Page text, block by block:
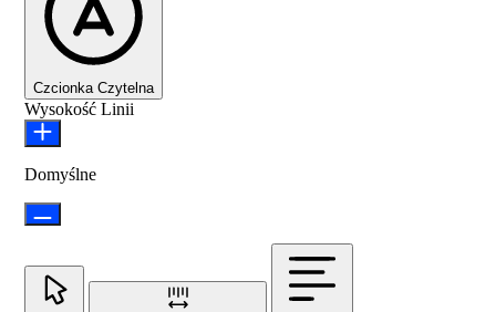
Czcionka Czytelna
Wysokość Linii
Domyślne